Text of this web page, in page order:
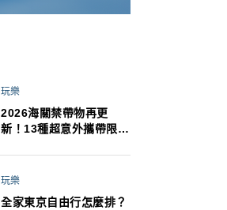
玩樂
2026海關禁帶物再更
新！13種超意外攜帶限
最高還罰百萬！注意事項
玩樂
全家東京自由行怎麼排？